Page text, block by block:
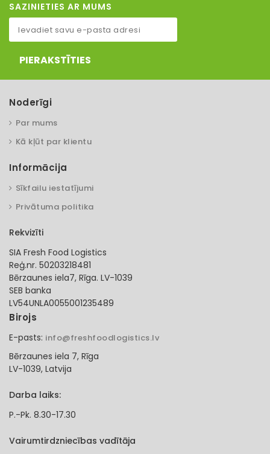
SAZINIETIES AR MUMS
PIERAKSTĪTIES
Noderīgi
Par mums
Kā kļūt par klientu
Informācija
Sīkfailu iestatījumi
Privātuma politika
Rekvizīti
SIA Fresh Food Logistics
Reģ.nr. 50203218481
Bērzaunes iela7, Rīga. LV-1039
SEB banka
LV54UNLA0055001235489
Birojs
E-pasts: info@freshfoodlogistics.lv
Bērzaunes iela 7, Rīga
LV-1039, Latvija
Darba laiks:
P.-Pk. 8.30-17.30
Vairumtirdzniecības vadītāja